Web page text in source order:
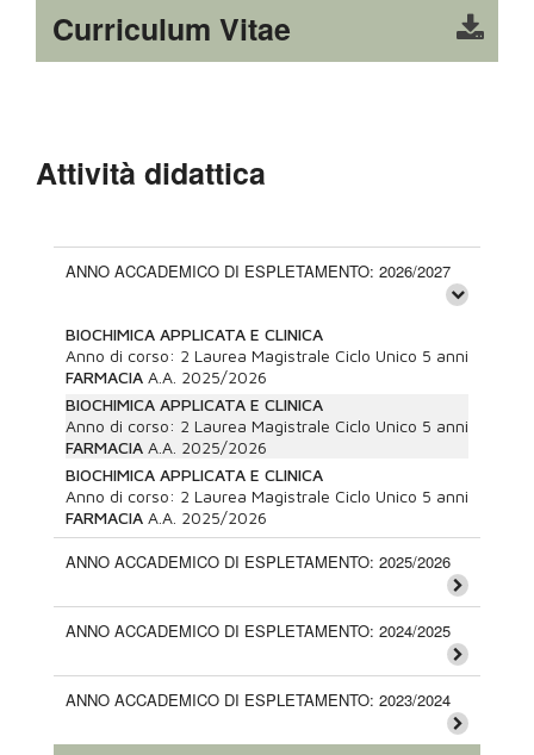
Curriculum Vitae
Attività didattica
ANNO ACCADEMICO DI ESPLETAMENTO: 2026/2027
BIOCHIMICA APPLICATA E CLINICA
Anno di corso: 2 Laurea Magistrale Ciclo Unico 5 anni
FARMACIA A.A. 2025/2026
BIOCHIMICA APPLICATA E CLINICA
Anno di corso: 2 Laurea Magistrale Ciclo Unico 5 anni
FARMACIA A.A. 2025/2026
BIOCHIMICA APPLICATA E CLINICA
Anno di corso: 2 Laurea Magistrale Ciclo Unico 5 anni
FARMACIA A.A. 2025/2026
ANNO ACCADEMICO DI ESPLETAMENTO: 2025/2026
ANNO ACCADEMICO DI ESPLETAMENTO: 2024/2025
ANNO ACCADEMICO DI ESPLETAMENTO: 2023/2024